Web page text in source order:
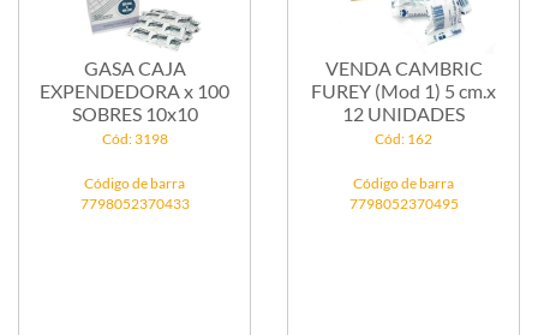
GASA CAJA
EXPENDEDORA x 100
SOBRES 10x10
Cód: 3198
Código de barra
7798052370433
VENDA CAMBRIC
FUREY (Mod 1) 5 cm.x
12 UNIDADES
Cód: 162
Código de barra
7798052370495